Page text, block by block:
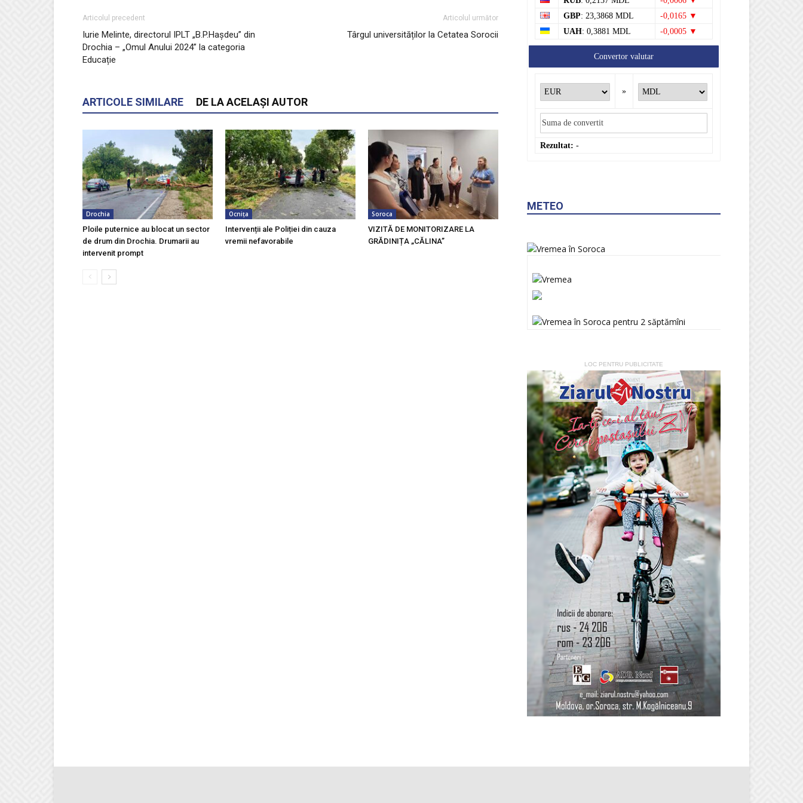
Articolul precedent
Iurie Melinte, directorul IPLT „B.P.Hașdeu” din
Drochia – „Omul Anului 2024” la categoria
Educație
Articolul următor
Târgul universităților la Cetatea Sorocii
ARTICOLE SIMILARE DE LA ACELAȘI AUTOR
Drochia
Ploile puternice au blocat un sector
de drum din Drochia. Drumarii au
intervenit prompt
Ocnița
Intervenții ale Poliției din cauza
vremii nefavorabile
Soroca
VIZITĂ DE MONITORIZARE LA
GRĂDINIȚA „CĂLINA”
GBP: 23,3868 MDL
-0,0165 ▼
UAH: 0,3881 MDL -0,0005 ▼
Convertor valutar
»
Rezultat: -
METEO
LOC PENTRU PUBLICITATE